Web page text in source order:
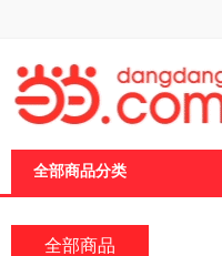
全部商品分类
全部商品
页